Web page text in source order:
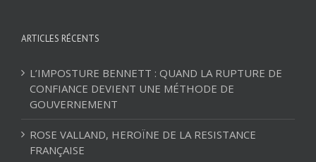
ARTICLES RÉCENTS
L’IMPOSTURE BENNETT : QUAND LA RUPTURE DE
CONFIANCE DEVIENT UNE MÉTHODE DE
GOUVERNEMENT
ROSE VALLAND, HEROÏNE DE LA RESISTANCE
FRANÇAISE